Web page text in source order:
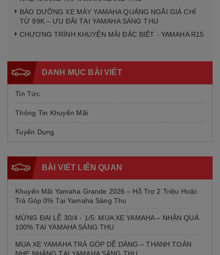
BẢO DƯỠNG XE MÁY YAMAHA QUẢNG NGÃI GIÁ CHỈ
TỪ 99K – ƯU ĐÃI TẠI YAMAHA SÁNG THU
CHƯƠNG TRÌNH KHUYẾN MÃI ĐẶC BIỆT - YAMAHA R15
DANH MỤC BÀI VIẾT
Tin Tức
Thông Tin Khuyến Mãi
Tuyển Dụng
BÀI VIẾT LIÊN QUAN
Khuyến Mãi Yamaha Grande 2026 – Hỗ Trợ 2 Triệu Hoặc
Trả Góp 0% Tại Yamaha Sáng Thu
MỪNG ĐẠI LỄ 30/4 - 1/5: MUA XE YAMAHA – NHẬN QUÀ
100% TẠI YAMAHA SÁNG THU
MUA XE YAMAHA TRẢ GÓP DỄ DÀNG – THANH TOÁN
NHẸ NHÀNG TẠI YAMAHA SÁNG THU